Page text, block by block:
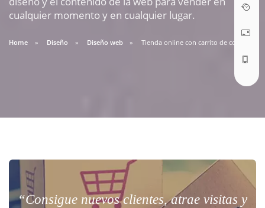
cualquier momento y en cualquier lugar.
Home Diseño Diseño web Tienda online con carrito de compras
“Consigue nuevos clientes, atrae visitas y
ABRIR TICKET